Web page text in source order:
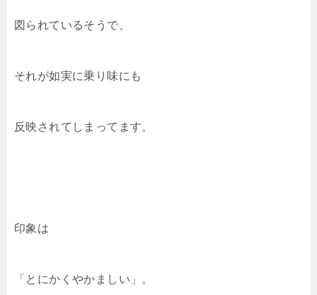
図られているそうで、
それが如実に乗り味にも
反映されてしまってます。
印象は
「とにかくやかましい」。